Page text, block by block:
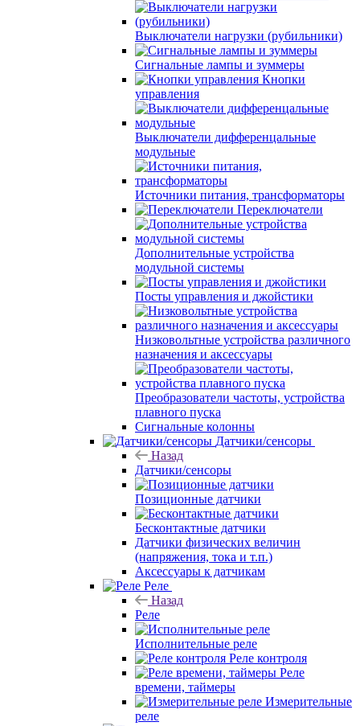
Выключатели нагрузки (рубильники)
Сигнальные лампы и зуммеры
Кнопки
управления
Выключатели дифференцальные
модульные
Источники питания, трансформаторы
Переключатели
Дополнительные устройства
модульной системы
Посты управления и джойстики
Низковольтные устройства различного
назначения и аксессуары
Преобразователи частоты, устройства
плавного пуска
Сигнальные колонны
Датчики/сенсоры
Назад
Датчики/сенсоры
Позиционные датчики
Бесконтактные датчики
Датчики физических величин
(напряжения, тока и т.п.)
Аксессуары к датчикам
Реле
Назад
Реле
Исполнительные реле
Реле контроля
Реле
времени, таймеры
Измерительные
реле